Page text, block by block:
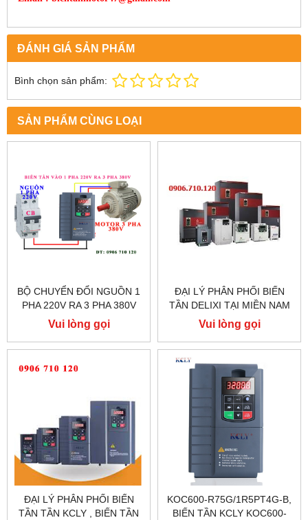
ĐÁNH GIÁ SẢN PHẨM
Bình chọn sản phẩm:
SẢN PHẨM CÙNG LOẠI
BỘ CHUYỂN ĐỔI NGUỒN 1
PHA 220V RA 3 PHA 380V
CHO MÁY CỬA BÀN TRƯỢT
Vui lòng gọi
ĐẠI LÝ PHÂN PHỐI BIẾN
TẦN DELIXI TẠI MIỀN NAM
Vui lòng gọi
ĐẠI LÝ PHÂN PHỐI BIẾN
TẦN TẦN KCLY , BIẾN TẦN
KOC600-R75G/1R5PT4G-B,
BIẾN TẦN KCLY KOC600-